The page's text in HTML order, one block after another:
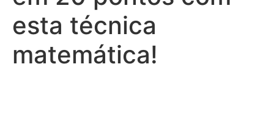
esta técnica
matemática!